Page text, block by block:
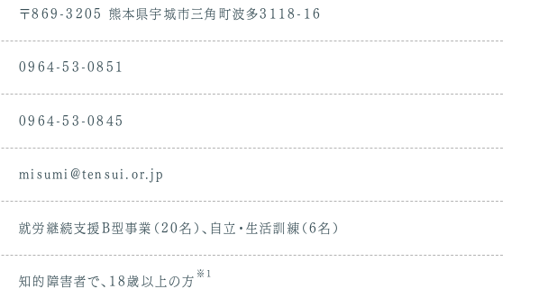
〒869-3205 熊本県宇城市三角町波多3118-16
0964-53-0851
0964-53-0845
misumi@tensui.or.jp
就労継続支援B型事業（20名）、自立・生活訓練（6名）
知的障害者で、18歳以上の方
※1